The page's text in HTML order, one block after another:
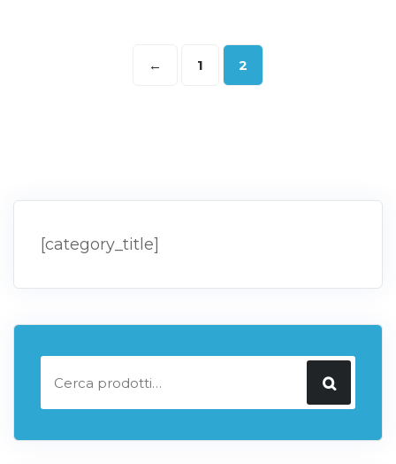
← 1 2
[category_title]